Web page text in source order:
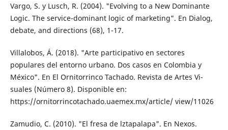
Vargo, S. y Lusch, R. (2004). "Evolving to a New Dominante
Logic. The service-dominant lo­gic of marketing". En Dialog,
debate, and directions (68), 1-17.
Villalobos, Á. (2018). "Arte participativo en sectores
populares del entorno urbano. Dos casos en Colombia y
México". En El Ornitorrinco Tachado. Revista de Artes Vi­
suales (Número 8). Disponible en:
https://ornitorrincotachado.uaemex.mx/article/ view/11026
Zamudio, C. (2010). "El fresa de lztapalapa". En Nexos.